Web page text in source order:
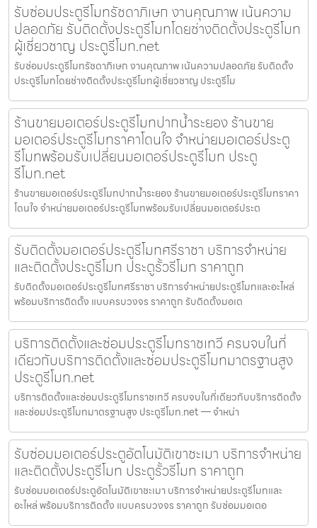
รับซ่อมประตูรีโมทรัชดาภิเษก งานคุณภาพ เน้นความ
ปลอดภัย รับติดตั้งประตูรีโมทโดยช่างติดตั้งประตูรีโมท
ผู้เชี่ยวชาญ ประตูรีโมท.net
รับซ่อมประตูรีโมทรัชดาภิเษก งานคุณภาพ เน้นความปลอดภัย รับติดตั้ง
ประตูรีโมทโดยช่างติดตั้งประตูรีโมทผู้เชี่ยวชาญ ประตูรีโม
ร้านขายมอเตอร์ประตูรีโมทปากน้ำระยอง ร้านขาย
มอเตอร์ประตูรีโมทราคาโดนใจ จำหน่ายมอเตอร์ประตู
รีโมทพร้อมรับเปลี่ยนมอเตอร์ประตูรีโมท ประตู
รีโมท.net
ร้านขายมอเตอร์ประตูรีโมทปากน้ำระยอง ร้านขายมอเตอร์ประตูรีโมทราคา
โดนใจ จำหน่ายมอเตอร์ประตูรีโมทพร้อมรับเปลี่ยนมอเตอร์ประต
รับติดตั้งมอเตอร์ประตูรีโมทศรีราชา บริการจำหน่าย
และติดตั้งประตูรีโมท ประตูรั้วรีโมท ราคาถูก
รับติดตั้งมอเตอร์ประตูรีโมทศรีราชา บริการจำหน่ายประตูรีโมทและอะไหล่
พร้อมบริการติดตั้ง แบบครบวงจร ราคาถูก รับติดตั้งมอเต
บริการติดตั้งและซ่อมประตูรีโมทราชเทวี ครบจบในที่
เดียวกับบริการติดตั้งและซ่อมประตูรีโมทมาตรฐานสูง
ประตูรีโมท.net
บริการติดตั้งและซ่อมประตูรีโมทราชเทวี ครบจบในที่เดียวกับบริการติดตั้ง
และซ่อมประตูรีโมทมาตรฐานสูง ประตูรีโมท.net — จำหน่า
รับซ่อมมอเตอร์ประตูอัตโนมัติเขาชะเมา บริการจำหน่าย
และติดตั้งประตูรีโมท ประตูรั้วรีโมท ราคาถูก
รับซ่อมมอเตอร์ประตูอัตโนมัติเขาชะเมา บริการจำหน่ายประตูรีโมทและ
อะไหล่ พร้อมบริการติดตั้ง แบบครบวงจร ราคาถูก รับซ่อมมอเตอ